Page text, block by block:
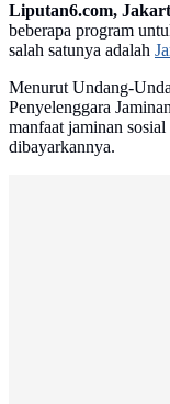
Liputan6.com,
beberapa program
salah satunya adalah
Menurut Undang-
Penyelenggara
manfaat jaminan
dibayarkannya.